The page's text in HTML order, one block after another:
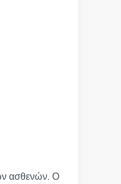
ασθενών. Ο